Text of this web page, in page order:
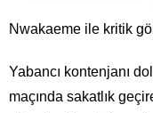
Nwakaeme ile kritik
Yabancı kontenjanı
maçında sakatlık